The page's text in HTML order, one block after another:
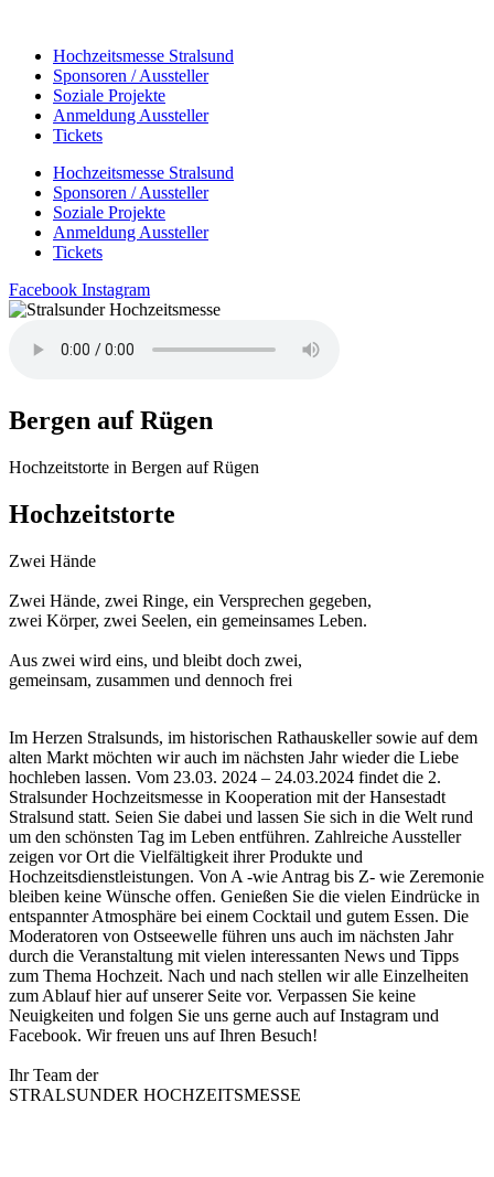
wechselnHochzeitsmesse Stralsund
Sponsoren / Aussteller
Soziale Projekte
Anmeldung Aussteller
Tickets
Hochzeitsmesse Stralsund
Sponsoren / Aussteller
Soziale Projekte
Anmeldung Aussteller
Tickets
Facebook Instagram
Bergen auf Rügen
Hochzeitstorte in Bergen auf Rügen
Hochzeitstorte
Zwei Hände
Zwei Hände, zwei Ringe, ein Versprechen gegeben,
zwei Körper, zwei Seelen, ein gemeinsames Leben.
Aus zwei wird eins, und bleibt doch zwei,
gemeinsam, zusammen und dennoch frei
Im Herzen Stralsunds, im historischen Rathauskeller sowie auf dem
alten Markt möchten wir auch im nächsten Jahr wieder die Liebe
hochleben lassen. Vom 23.03. 2024 – 24.03.2024 findet die 2.
Stralsunder Hochzeitsmesse in Kooperation mit der Hansestadt
Stralsund statt. Seien Sie dabei und lassen Sie sich in die Welt rund
um den schönsten Tag im Leben entführen. Zahlreiche Aussteller
zeigen vor Ort die Vielfältigkeit ihrer Produkte und
Hochzeitsdienstleistungen. Von A -wie Antrag bis Z- wie Zeremonie
bleiben keine Wünsche offen. Genießen Sie die vielen Eindrücke in
entspannter Atmosphäre bei einem Cocktail und gutem Essen. Die
Moderatoren von Ostseewelle führen uns auch im nächsten Jahr
durch die Veranstaltung mit vielen interessanten News und Tipps
zum Thema Hochzeit. Nach und nach stellen wir alle Einzelheiten
zum Ablauf hier auf unserer Seite vor. Verpassen Sie keine
Neuigkeiten und folgen Sie uns gerne auch auf Instagram und
Facebook. Wir freuen uns auf Ihren Besuch!
Ihr Team der
STRALSUNDER HOCHZEITSMESSE